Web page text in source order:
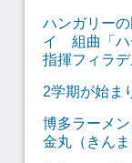
ハンガリー
イ 組曲「ハ
指揮フィラ
2学期が始ま
博多ラーメ
金丸（きんま